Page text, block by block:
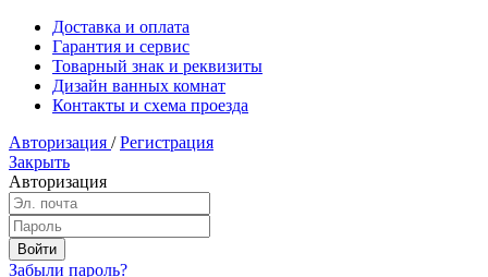
Доставка и оплата
Гарантия и сервис
Товарный знак и реквизиты
Дизайн ванных комнат
Контакты и схема проезда
Авторизация / Регистрация
Закрыть
Авторизация
Забыли пароль?